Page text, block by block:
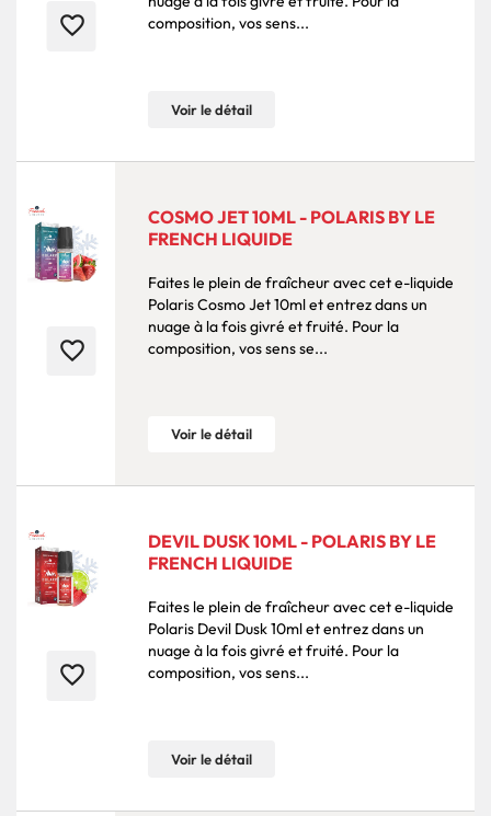
favorite_border
composition, vos sens...
Voir le détail
favorite_border
COSMO JET 10ML - POLARIS BY LE
FRENCH LIQUIDE
Faites le plein de fraîcheur avec cet e-liquide
Polaris Cosmo Jet 10ml et entrez dans un
nuage à la fois givré et fruité. Pour la
composition, vos sens se...
Voir le détail
favorite_border
DEVIL DUSK 10ML - POLARIS BY LE
FRENCH LIQUIDE
Faites le plein de fraîcheur avec cet e-liquide
Polaris Devil Dusk 10ml et entrez dans un
nuage à la fois givré et fruité. Pour la
composition, vos sens...
Voir le détail